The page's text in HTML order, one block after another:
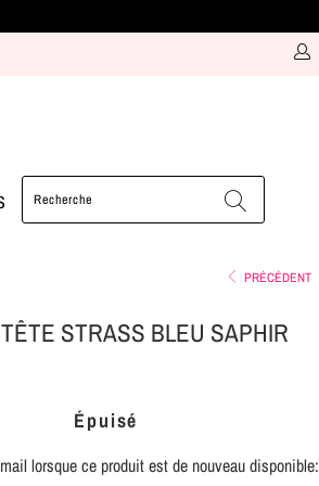
PRÉCÉDENT
STRASS BLEU SAPHIR
Épuisé
lorsque ce produit est de nouveau disponible: